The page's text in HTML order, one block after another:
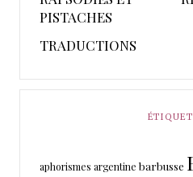
PISTACHES
TRADUCTIONS
aphorismes argentine barbusse